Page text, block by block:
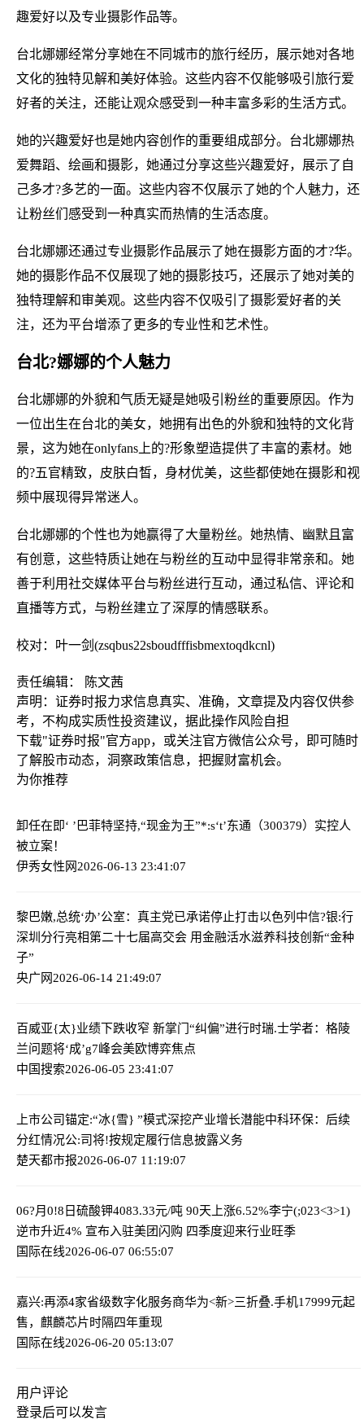
趣爱好以及专业摄影作品等。
台北娜娜经常分享她在不同城市的旅行经历，展示她对各地
文化的独特见解和美好体验。这些内容不仅能够吸引旅行爱
好者的关注，还能让观众感受到一种丰富多彩的生活方式。
她的兴趣爱好也是她内容创作的重要组成部分。台北娜娜热
爱舞蹈、绘画和摄影，她通过分享这些兴趣爱好，展示了自
己多才?多艺的一面。这些内容不仅展示了她的个人魅力，还
让粉丝们感受到一种真实而热情的生活态度。
台北娜娜还通过专业摄影作品展示了她在摄影方面的才?华。
她的摄影作品不仅展现了她的摄影技巧，还展示了她对美的
独特理解和审美观。这些内容不仅吸引了摄影爱好者的关
注，还为平台增添了更多的专业性和艺术性。
台北?娜娜的个人魅力
台北娜娜的外貌和气质无疑是她吸引粉丝的重要原因。作为
一位出生在台北的美女，她拥有出色的外貌和独特的文化背
景，这为她在onlyfans上的?形象塑造提供了丰富的素材。她
的?五官精致，皮肤白皙，身材优美，这些都使她在摄影和视
频中展现得异常迷人。
台北娜娜的个性也为她赢得了大量粉丝。她热情、幽默且富
有创意，这些特质让她在与粉丝的互动中显得非常亲和。她
善于利用社交媒体平台与粉丝进行互动，通过私信、评论和
直播等方式，与粉丝建立了深厚的情感联系。
校对：叶一剑(zsqbus22sboudfffisbmextoqdkcnl)
责任编辑： 陈文茜
声明：证券时报力求信息真实、准确，文章提及内容仅供参
考，不构成实质性投资建议，据此操作风险自担
下载"证券时报"官方app，或关注官方微信公众号，即可随时
了解股市动态，洞察政策信息，把握财富机会。
为你推荐
卸任在即‘ ’巴菲特坚持,“现金为王”*:s‘t’东通（300379）实控人
被立案！
伊秀女性网2026-06-13 23:41:07
黎巴嫩,总统‘办’公室：真主党已承诺停止打击以色列 中信?银:行
深圳分行亮相第二十七届高交会 用金融活水滋养科技创新“金种
子”
央广网2026-06-14 21:49:07
百威亚{太}业绩下跌收窄 新掌门“纠偏”进行时瑞.士学者：格陵
兰问题将‘成’g7峰会美欧博弈焦点
中国搜索2026-06-05 23:41:07
上市公司锚定:“冰{雪} ”模式深挖产业增长潜能中科环保：后续
分红情况公:司将!按规定履行信息披露义务
楚天都市报2026-06-07 11:19:07
06?月0!8日硫酸钾4083.33元/吨 90天上涨6.52%李宁(;023<3>1)
逆市升近4% 宣布入驻美团闪购 四季度迎来行业旺季
国际在线2026-06-07 06:55:07
嘉兴:再添4家省级数字化服务商华为<新>三折叠.手机17999元起
售，麒麟芯片时隔四年重现
国际在线2026-06-20 05:13:07
用户评论
登录后可以发言